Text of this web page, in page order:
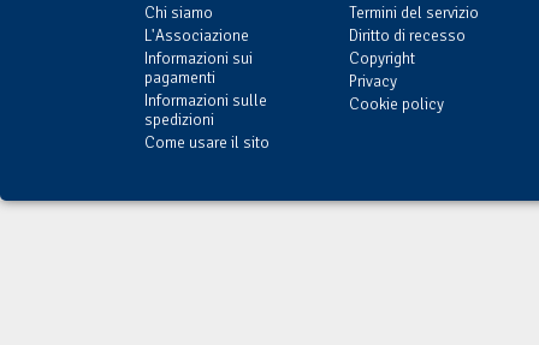
Chi siamo
L'Associazione
Informazioni sui
pagamenti
Informazioni sulle
spedizioni
Come usare il sito
Termini del servizio
Diritto di recesso
Copyright
Privacy
Cookie policy